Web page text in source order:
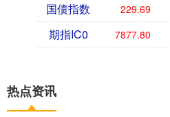
国债指数 229.69
期指IC0 7877.80
热点资讯